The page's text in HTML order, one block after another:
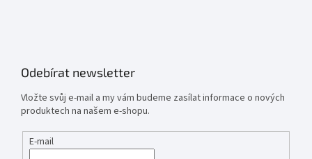
Odebírat newsletter
Vložte svůj e-mail a my vám budeme zasílat informace o nových
produktech na našem e-shopu.
E-mail